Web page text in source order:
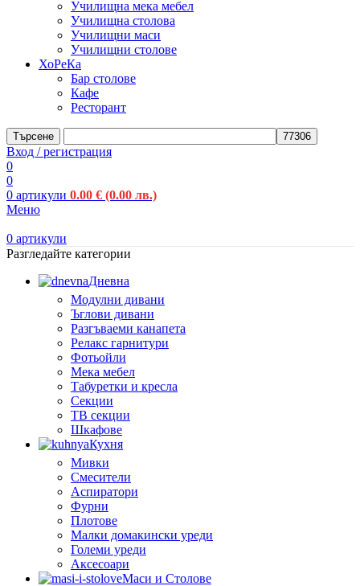
Училищна мека мебел
Училищна столова
Училищни маси
Училищни столове
ХоРеКа
Бар столове
Кафе
Ресторант
Търсене
Вход / регистрация
0
0
0 артикули 0.00 € (0.00 лв.)
Меню
0 артикули
Разгледайте категории
Дневна
Модулни дивани
Ъглови дивани
Разгъваеми канапета
Релакс гарнитури
Фотьойли
Мека мебел
Табуретки и кресла
Секции
ТВ секции
Шкафове
Кухня
Мивки
Смесители
Аспиратори
Фурни
Плотове
Малки домакински уреди
Големи уреди
Аксесоари
Маси и Столове